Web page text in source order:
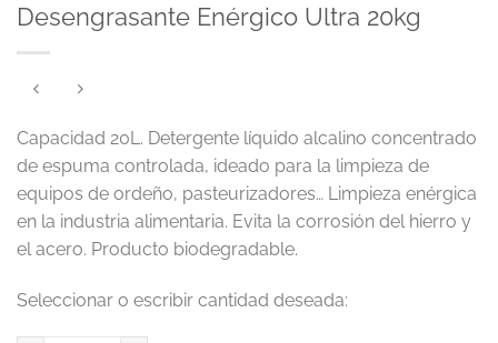
Desengrasante Enérgico Ultra 20kg
Capacidad 20L. Detergente líquido alcalino concentrado
de espuma controlada, ideado para la limpieza de
equipos de ordeño, pasteurizadores… Limpieza enérgica
en la industria alimentaria. Evita la corrosión del hierro y
el acero. Producto biodegradable.